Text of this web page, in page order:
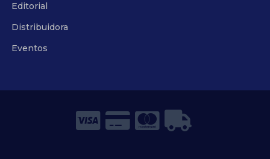
Editorial
Distribuidora
Eventos